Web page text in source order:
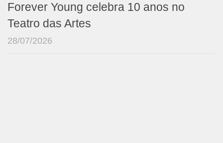
Forever Young celebra 10 anos no
Teatro das Artes
28/07/2026